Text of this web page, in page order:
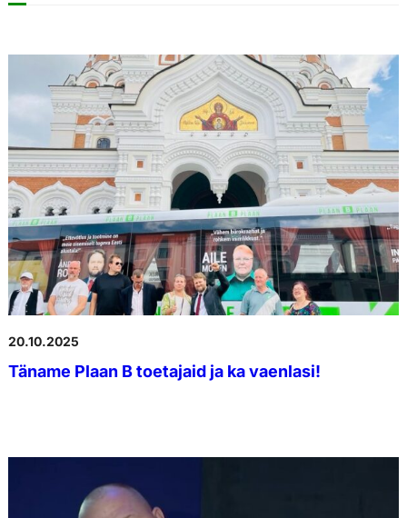
20.10.2025
Täname Plaan B toetajaid ja ka vaenlasi!